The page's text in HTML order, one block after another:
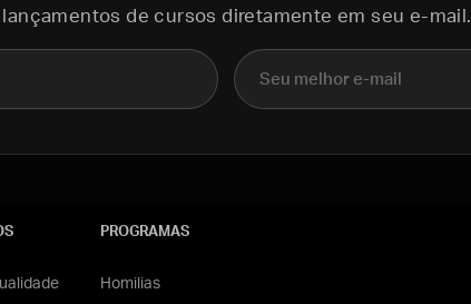
de cursos diretamente em seu e-mail.
E-mail
PROGRAMAS
Homilias